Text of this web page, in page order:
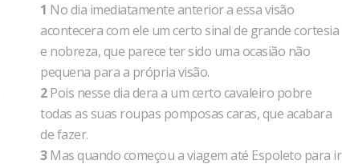
1 No dia imediatamente anterior a essa visão
acontecera com ele um certo sinal de grande cortesia
e nobreza, que parece ter sido uma ocasião não
pequena para a própria visão.
2Pois nesse dia dera a um certo cavaleiro pobre
todas as suas roupas pomposas caras, que acabara
de fazer.
3Mas quando começou a viagem até Espoleto para ir